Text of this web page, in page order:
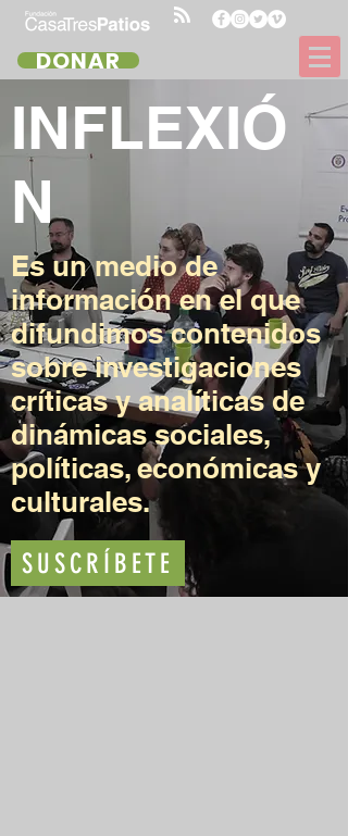
DONAR
INFLEXIÓ
N
Es un medio de
información en el que
difundimos contenidos
sobre investigaciones
críticas y analíticas de
dinámicas sociales,
políticas, económicas y
culturales.
SUSCRÍBETE